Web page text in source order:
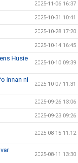
2025-11-06 16:37
2025-10-31 10:41
2025-10-28 17:20
2025-10-14 16:45
Husie
2025-10-10 09:39
innan ni
2025-10-07 11:31
2025-09-26 13:06
2025-09-23 09:26
2025-08-15 11:12
2025-08-11 13:30